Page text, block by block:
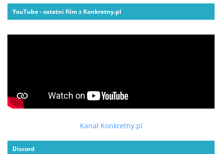
YouTube - ostatni film z Konkretny.pl
Kanał Konkretny.pl
Discord